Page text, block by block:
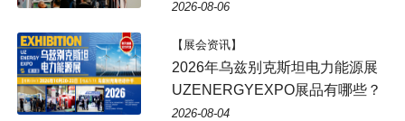
2026-08-06
【展会资讯】
2026年乌兹别克斯坦电力能源展
UZENERGYEXPO展品有哪些？
2026-08-04